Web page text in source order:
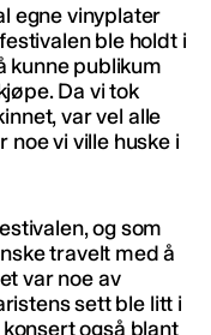
egne vinyplater
ble holdt i
kunne publikum
Da vi tok
var vel alle
noe vi ville huske i
og som
travelt med å
var noe av
sett ble litt i
også blant